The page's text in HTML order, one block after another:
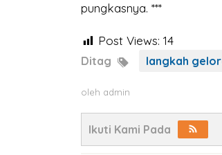
pungkasnya. ***
Post Views: 14
Ditag langkah
oleh admin
Ikuti Kami Pada